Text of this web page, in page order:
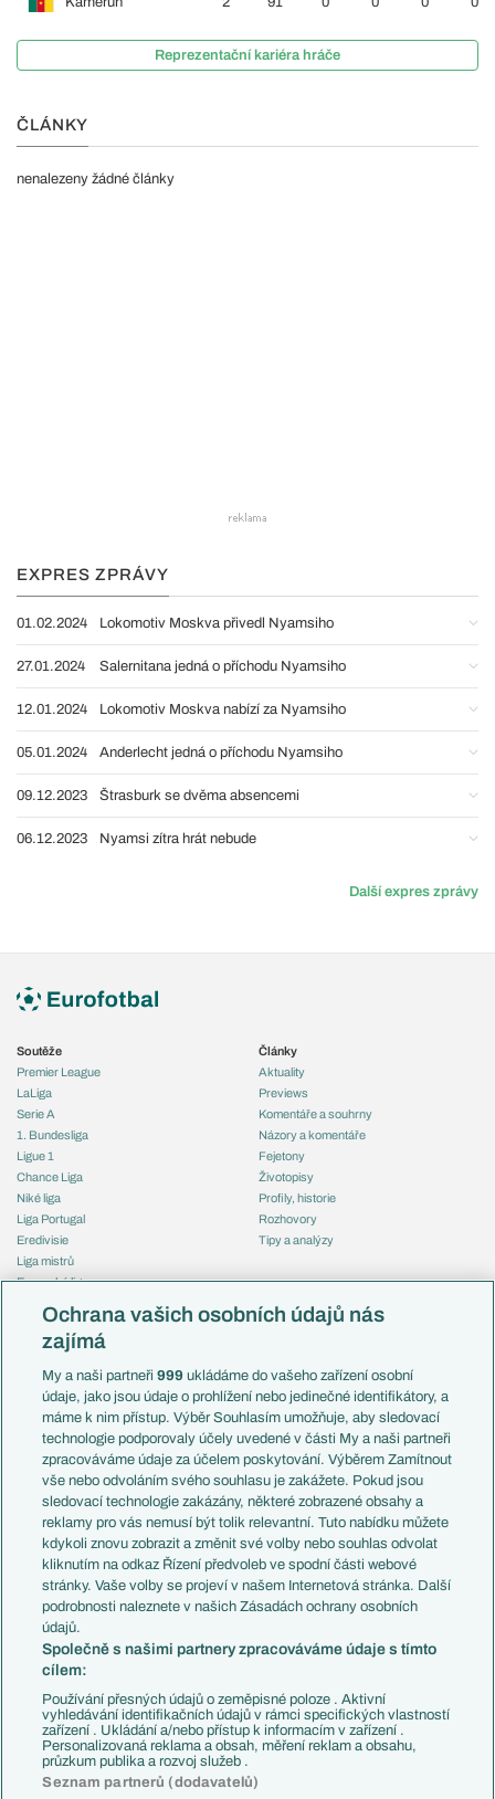
Reprezentační kariéra hráče
ČLÁNKY
nenalezeny žádné články
EXPRES ZPRÁVY
01.02.2024 Lokomotiv Moskva přivedl Nyamsiho
27.01.2024 Salernitana jedná o příchodu Nyamsiho
12.01.2024 Lokomotiv Moskva nabízí za Nyamsiho
05.01.2024 Anderlecht jedná o příchodu Nyamsiho
09.12.2023 Štrasburk se dvěma absencemi
06.12.2023 Nyamsi zítra hrát nebude
Další expres zprávy
Soutěže
Premier League
LaLiga
Serie A
1. Bundesliga
Ligue 1
Chance Liga
Niké liga
Liga Portugal
Eredivisie
Liga mistrů
Evropská liga
Mistrovství světa
Liga národů
Témata
Představení týmů MS
EuroSkauting
PL v kostce
Evropské koeficienty
Přestupy
Přestupové spekulace
Zranění
Kluby
Arsenal FC
Chelsea FC
Manchester United
AC Milán
Juventus FC
Bayern Mnichov
FC Barcelona
Real Madrid
Články
Aktuality
Previews
Komentáře a souhrny
Názory a komentáře
Fejetony
Životopisy
Profily, historie
Rozhovory
Tipy a analýzy
Česko
Francie
Itálie
Německo
Španělsko
Argentina
Brazílie
Přestupy
Zápasy
Livescore
Tipovací soutěž
Ochrana vašich osobních údajů nás
zajímá
My a naši partneři999 ukládáme do vašeho zařízení osobní
údaje, jako jsou údaje o prohlížení nebo jedinečné identifikátory, a
máme k nim přístup. Výběr Souhlasím umožňuje, aby sledovací
technologie podporovaly účely uvedené v části My a naši partneři
zpracováváme údaje za účelem poskytování. Výběrem Zamítnout
vše nebo odvoláním svého souhlasu je zakážete. Pokud jsou
sledovací technologie zakázány, některé zobrazené obsahy a
reklamy pro vás nemusí být tolik relevantní. Tuto nabídku můžete
kdykoli znovu zobrazit a změnit své volby nebo souhlas odvolat
kliknutím na odkaz Řízení předvoleb ve spodní části webové
stránky. Vaše volby se projeví v našem Internetová stránka. Další
podrobnosti naleznete v našich Zásadách ochrany osobních
údajů.
Společně s našimi partnery zpracováváme údaje s tímto
cílem:
Používání přesných údajů o zeměpisné poloze . Aktivní
vyhledávání identifikačních údajů v rámci specifických vlastností
zařízení . Ukládání a/nebo přístup k informacím v zařízení .
Personalizovaná reklama a obsah, měření reklam a obsahu,
průzkum publika a rozvoj služeb .
Seznam partnerů (dodavatelů)